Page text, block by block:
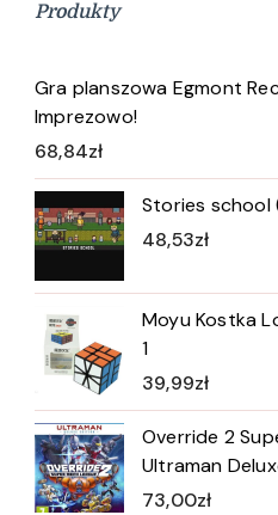
Produkty
Gra planszowa Egmont
Imprezowo!
68,84zł
Stories school
48,53zł
Moyu Kostka
1
39,99zł
Override 2
Ultraman
73,00zł